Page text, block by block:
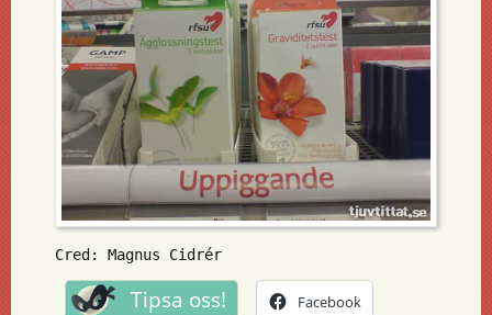
Cred: Magnus Cidrér
Tipsa oss! Facebook